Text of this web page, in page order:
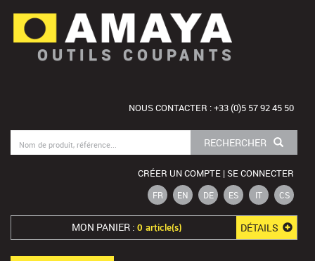
OUTILS COUPANTS
NOUS CONTACTER : +33 (0)5 57 92 45 50
RECHERCHER
CRÉER UN COMPTE | SE CONNECTER
FR EN DE ES IT CS
MON PANIER : 0 article(s) DÉTAILS